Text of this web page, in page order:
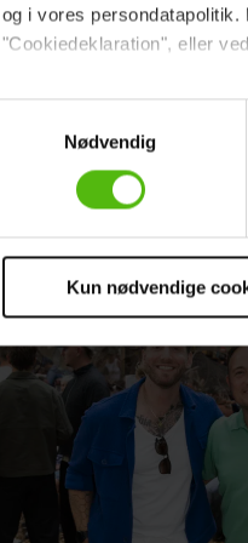
og i vores
"Cookiedeklaration", eller
Dine valg anvendes på hele
Vi ønsker dit samtykke til at
Vi anvender egne cookies
sociale medier.
cookies,
voresprivatlivspolitikog
Nødvendig
Kun nødvendige